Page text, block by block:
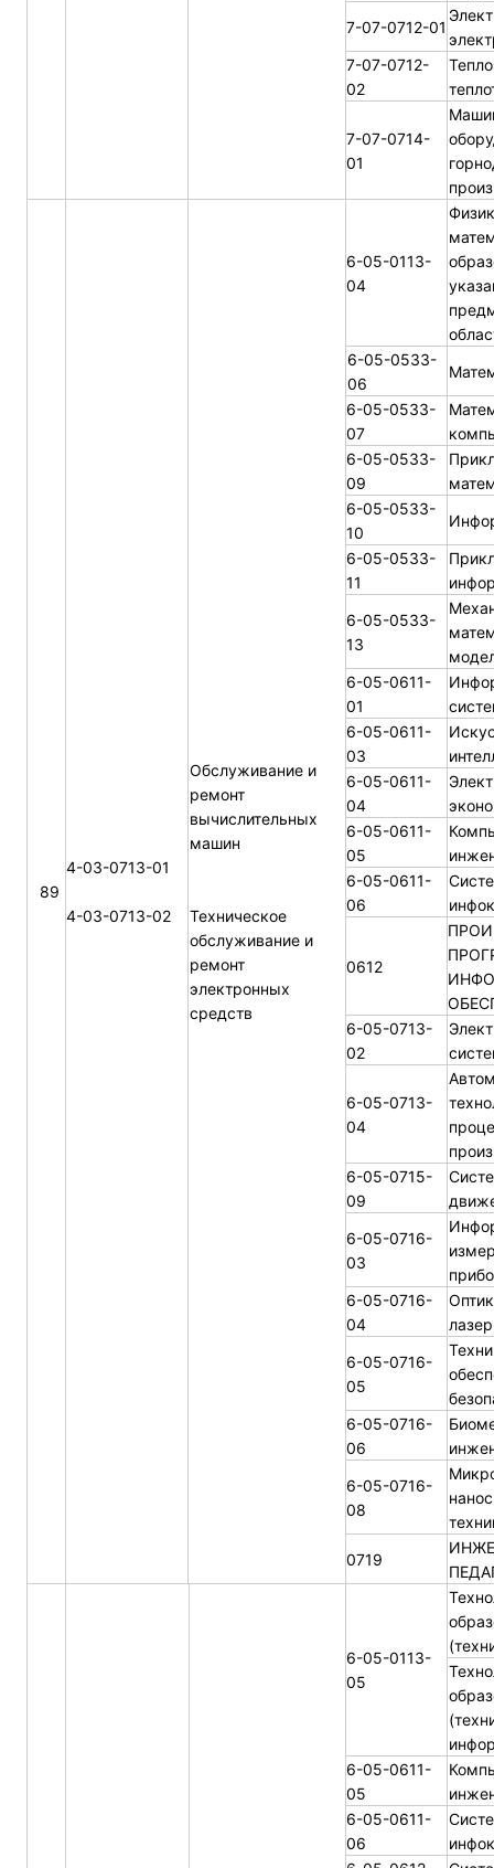
7-07-0712-01
7-07-0712-
02
7-07-0714-
01
89
4-03-0713-01
4-03-0713-02
Обслуживание и
ремонт
вычислительных
машин
Техническое
обслуживание и
ремонт
электронных
средств
6-05-0113-
04
6-05-0533-
06
6-05-0533-
07
6-05-0533-
09
6-05-0533-
10
6-05-0533-
11
6-05-0533-
13
6-05-0611-
01
6-05-0611-
03
6-05-0611-
04
6-05-0611-
05
6-05-0611-
06
0612
6-05-0713-
02
6-05-0713-
04
6-05-0715-
09
6-05-0716-
03
6-05-0716-
04
6-05-0716-
05
6-05-0716-
06
6-05-0716-
08
0719
6-05-0113-
05
6-05-0611-
05
6-05-0611-
06